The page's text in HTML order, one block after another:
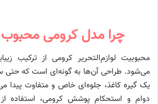
چرا مدل کرومی
محبوبیت لوازم‌التحریر کرومی از ترکیب
می‌شود. طراحی آن‌ها به گونه‌ای است که حتی
یک گیره کاغذ، جلوه‌ای خاص و متفاوت پیدا
دوام و استحکام پوشش کرومی، استفاده